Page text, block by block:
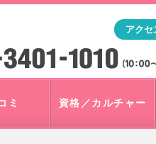
目指すなら"アスク"」テレビ
アクセ
ミ 資格／カルチャー